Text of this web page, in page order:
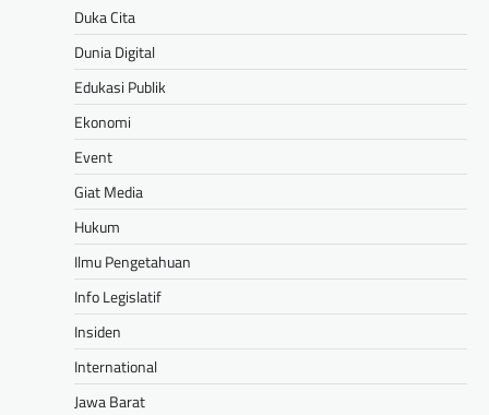
Duka Cita
Dunia Digital
Edukasi Publik
Ekonomi
Event
Giat Media
Hukum
Ilmu Pengetahuan
Info Legislatif
Insiden
International
Jawa Barat